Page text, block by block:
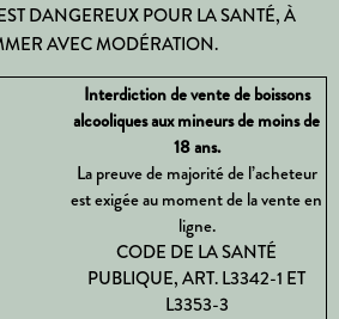
DANGEREUX POUR LA SANTÉ, À
AVEC MODÉRATION.
Interdiction de vente de boissons
alcooliques aux mineurs de moins de
18 ans.
La preuve de majorité de l’acheteur
est exigée au moment de la vente en
ligne.
CODE DE LA SANTÉ
PUBLIQUE, ART. L3342-1 ET
L3353-3